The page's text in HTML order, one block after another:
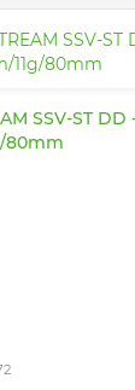
SSV-ST DD -
80mm